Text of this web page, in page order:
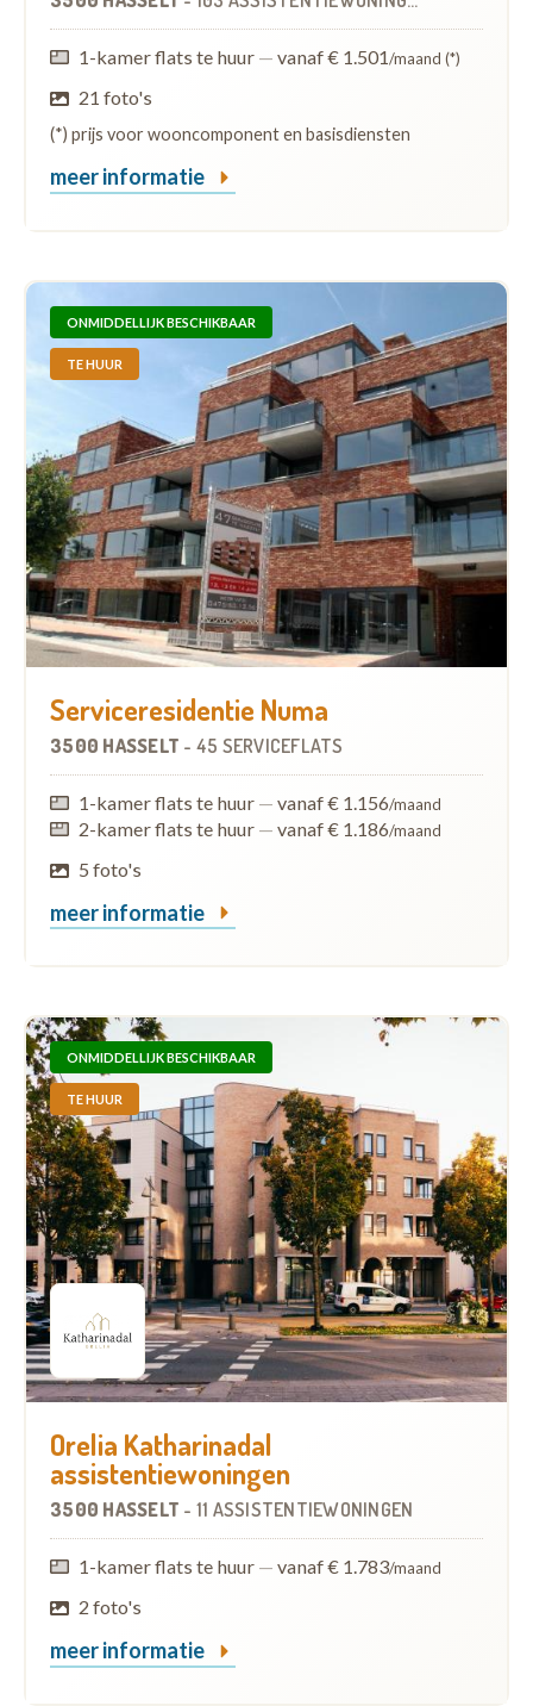
1-kamer flats te huur — vanaf € 1.501/maand (*)
21 foto's
(*) prijs voor wooncomponent en basisdiensten
meer informatie
ONMIDDELLIJK BESCHIKBAAR
TE HUUR
Serviceresidentie Numa
3500 HASSELT - 45 SERVICEFLATS
1-kamer flats te huur — vanaf € 1.156/maand
2-kamer flats te huur — vanaf € 1.186/maand
5 foto's
meer informatie
ONMIDDELLIJK BESCHIKBAAR
TE HUUR
Orelia Katharinadal
assistentiewoningen
3500 HASSELT - 11 ASSISTENTIEWONINGEN
1-kamer flats te huur — vanaf € 1.783/maand
2 foto's
meer informatie